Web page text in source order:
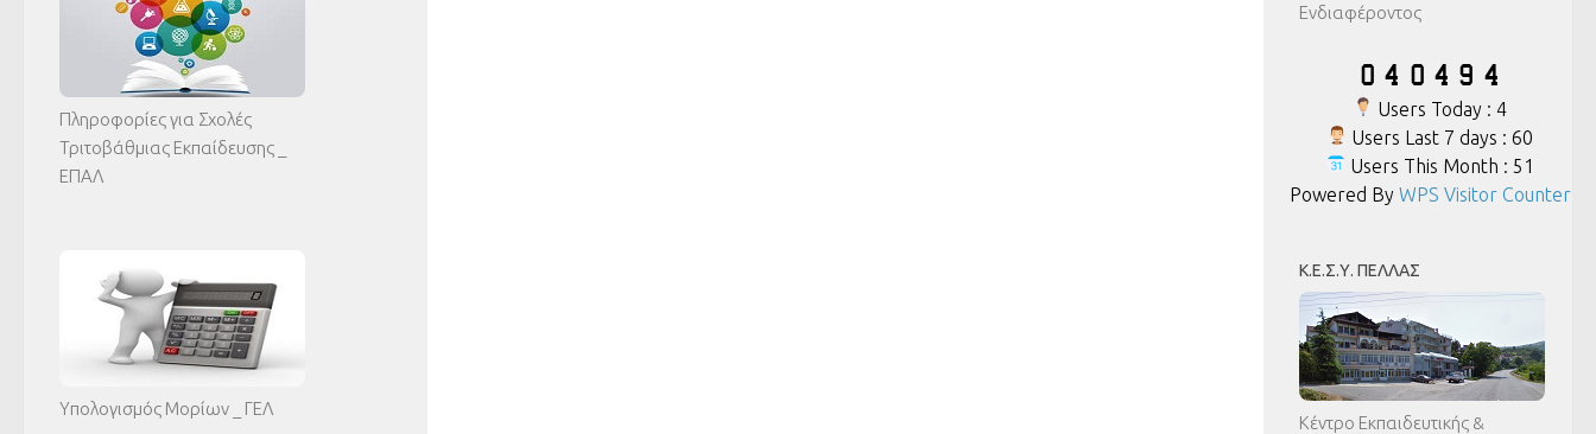
Πληροφορίες για Σχολές
Τριτοβάθμιας Εκπαίδευσης _
ΕΠΑΛ
Υπολογισμός Μορίων _ ΓΕΛ
Ενδιαφέροντος
Users Today : 4
Users Last 7 days : 60
Users This Month : 51
Powered By WPS Visitor Counter
Κ.Ε.Σ.Υ. ΠΈΛΛΑΣ
Κέντρο Εκπαιδευτικής &